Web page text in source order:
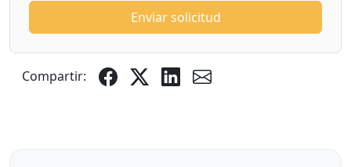
Enviar solicitud
Compartir: